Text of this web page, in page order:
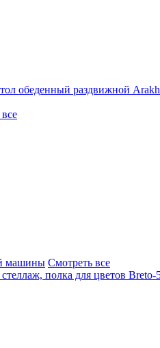
обеденный раздвижной
машины Смотреть все
полка для цветов Breto-